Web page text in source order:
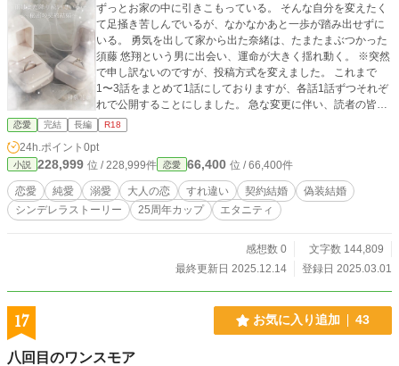
ずっとお家の中に引きこもっている。 そんな自分を変えたく
て足掻き苦しんでいるが、なかなかあと一歩が踏み出せずに
いる。 勇気を出して家から出た奈緒は、たまたまぶつかった
須藤 悠翔という男に出会い、運命が大きく揺れ動く。 ※突然
で申し訳ないのですが、投稿方式を変えました。 これまで
1〜3話をまとめて1話にしておりますが、各話1話ずつそれぞ
れで公開することにしました。 急な変更に伴い、読者の皆様
にご迷惑をお掛けして申し訳ございません。 これからも引き
続き作品の応援をよろしくお願い致します。
恋愛 完結 長編 R18
24h.ポイント 0pt
小説 228,999 位 / 228,999件 恋愛 66,400 位 / 66,400件
恋愛 純愛 溺愛 大人の恋 すれ違い 契約結婚
偽装結婚
シンデレラストーリー
25周年カップ エタニティ
感想数 0
文字数 144,809
最終更新日 2025.12.14
登録日 2025.03.01
17 お気に入り追加 43
八回目のワンスモア